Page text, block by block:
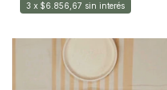
3 x $6.856,67 sin interés